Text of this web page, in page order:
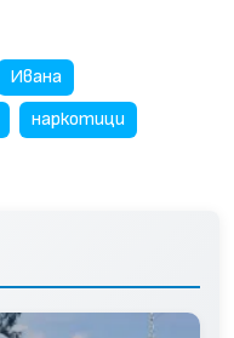
Ивана
наркотици